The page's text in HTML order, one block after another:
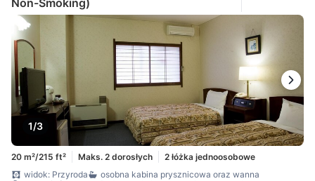
1/3
20 m²/215 ft² Maks. 2 dorosłych
2 łóżka jednoosobowe
widok: Przyroda
osobna kabina prysznicowa oraz wanna